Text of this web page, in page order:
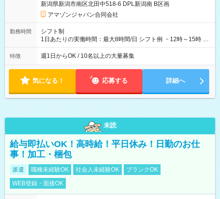
新潟県新潟市南区北田中518-6 DPL新潟南 B区画
アマゾンジャパン合同会社
勤務時間
シフト制
1日あたりの実働時間：最大8時間/日 シフト例 ・12時～15時 入
社後、就業可能シフトをご確認の上、申請してください。
特徴 週1日からOK / 10名以上の大量募集
気になる！ 応募する 詳細へ
未読
給与即払いOK！高時給！平日休み！日勤のお仕
事！加工・梱包
派遣 職種未経験OK 社会人未経験OK
ブランクOK
WEB登録・面接OK